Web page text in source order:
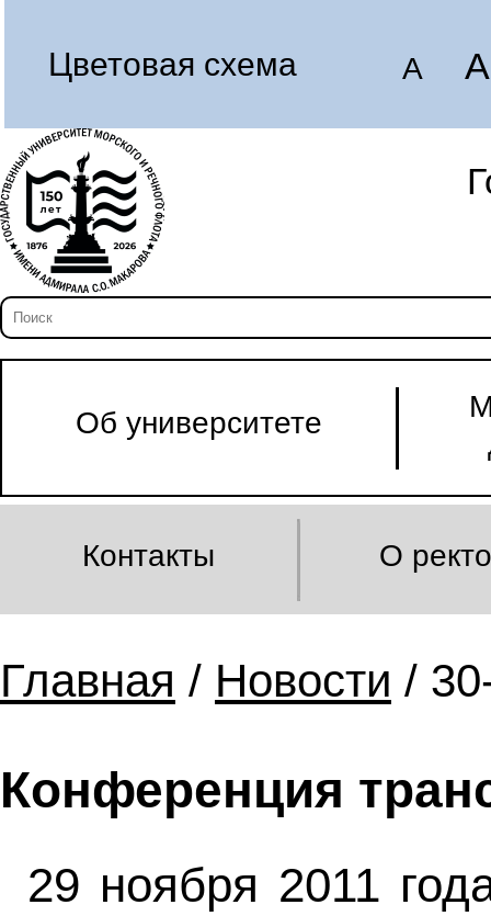
Цветовая схема A A
Об университете
Контакты О
Главная / Новости /
Конференция
29 ноября 2011